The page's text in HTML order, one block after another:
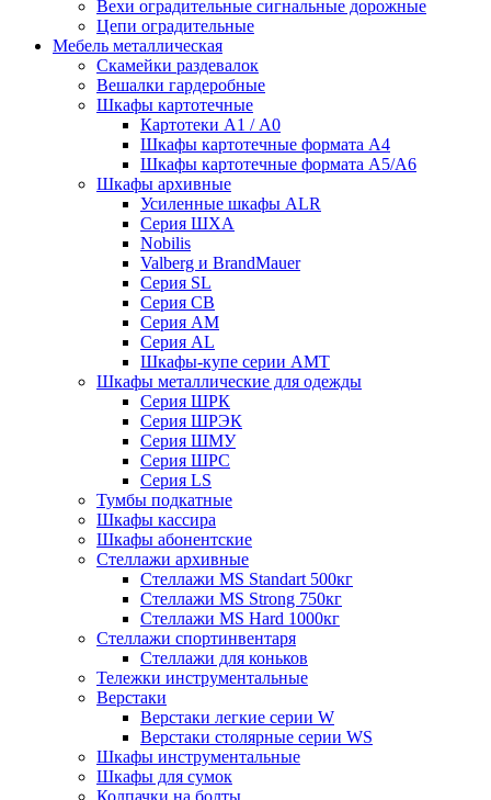
Вехи оградительные сигнальные дорожные
Цепи оградительные
Мебель металлическая
Скамейки раздевалок
Вешалки гардеробные
Шкафы картотечные
Картотеки А1 / А0
Шкафы картотечные формата А4
Шкафы картотечные формата А5/А6
Шкафы архивные
Усиленные шкафы ALR
Серия ШХА
Nobilis
Valberg и BrandMauer
Cерия SL
Серия СВ
Серия АМ
Серия AL
Шкафы-купе серии AMT
Шкафы металлические для одежды
Серия ШРК
Серия ШРЭК
Серия ШМУ
Серия ШРС
Серия LS
Тумбы подкатные
Шкафы кассира
Шкафы абонентские
Стеллажи архивные
Стеллажи MS Standart 500кг
Стеллажи MS Strong 750кг
Стеллажи MS Hard 1000кг
Стеллажи спортинвентаря
Стеллажи для коньков
Тележки инструментальные
Верстаки
Верстаки легкие серии W
Верстаки столярные серии WS
Шкафы инструментальные
Шкафы для сумок
Колпачки на болты